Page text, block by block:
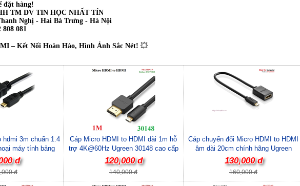
đặt hàng!
TM DV TIN HỌC NHẤT TÍN
Nghị - Hai Bà Trưng - Hà Nội
808 081
– Kết Nối Hoàn Hảo, Hình Ảnh Sắc Nét! 💥
hdmi 3m chuẩn 1.4
máy tính bảng
đ
đ
Cáp Micro HDMI to HDMI dài 1m hỗ
trợ 4K@60Hz Ugreen 30148 cao cấp
120,000 đ
140,000 đ
Cáp chuyển đổi Micro HDMI to HDMI
âm dài 20cm chính hãng Ugreen
20134
130,000 đ
160,000 đ